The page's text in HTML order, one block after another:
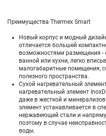
Преимущества Thermex Smart
Новый корпус и модный
отличается большей
возможностями размещения -
ванной или кухни, легко
малогабаритные помещения,
полезного пространства.
Сухой нагревательный
нагревательный элемент
даже в жесткой и
элемент устанавливается в
нержавеющей стали и
поэтому в случае
воды.